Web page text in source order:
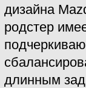
дизайна
родстер
длинным